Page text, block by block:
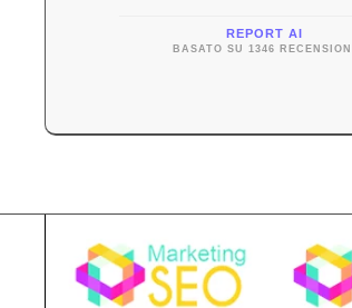
REPORT AI
BASATO SU 1346 RECENSIONI